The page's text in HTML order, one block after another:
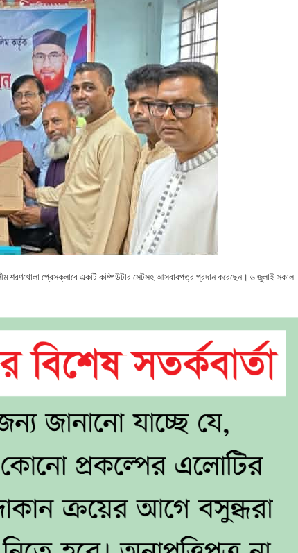
শরণখোলা প্রেসক্লাবে একটি কম্পিউটার সেটসহ আসবাবপত্র প্রদান করেছেন। ৬ জুলাই সকাল